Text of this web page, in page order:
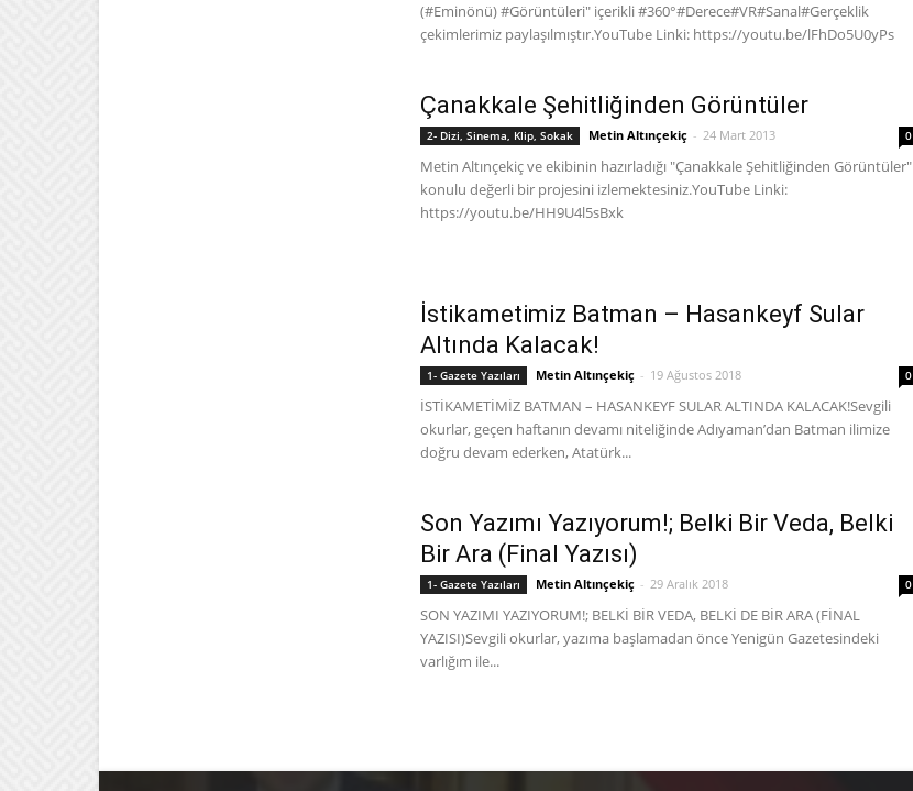
(#Eminönü) #Görüntüleri" içerikli #360°#Derece#VR#Sanal#Gerçeklik
çekimlerimiz paylaşılmıştır.YouTube Linki: https://youtu.be/lFhDo5U0yPs
Çanakkale Şehitliğinden Görüntüler
2- Dizi, Sinema, Klip, Sokak Metin Altınçekiç - 24 Mart 2013 0
Metin Altınçekiç ve ekibinin hazırladığı "Çanakkale Şehitliğinden Görüntüler"
konulu değerli bir projesini izlemektesiniz.YouTube Linki:
https://youtu.be/HH9U4l5sBxk
İstikametimiz Batman – Hasankeyf Sular
Altında Kalacak!
1- Gazete Yazıları Metin Altınçekiç - 19 Ağustos 2018 0
İSTİKAMETİMİZ BATMAN – HASANKEYF SULAR ALTINDA KALACAK!Sevgili
okurlar, geçen haftanın devamı niteliğinde Adıyaman’dan Batman ilimize
doğru devam ederken, Atatürk...
Son Yazımı Yazıyorum!; Belki Bir Veda, Belki
Bir Ara (Final Yazısı)
1- Gazete Yazıları Metin Altınçekiç - 29 Aralık 2018 0
SON YAZIMI YAZIYORUM!; BELKİ BİR VEDA, BELKİ DE BİR ARA (FİNAL
YAZISI)Sevgili okurlar, yazıma başlamadan önce Yenigün Gazetesindeki
varlığım ile...